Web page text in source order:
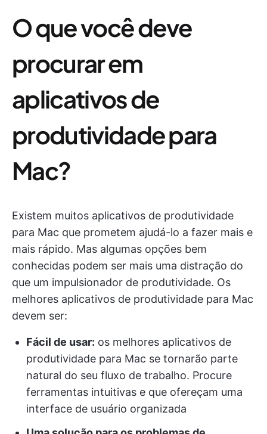
O que você deve
procurar em
aplicativos de
produtividade para
Mac?
Existem muitos aplicativos de produtividade
para Mac que prometem ajudá-lo a fazer mais e
mais rápido. Mas algumas opções bem
conhecidas podem ser mais uma distração do
que um impulsionador de produtividade. Os
melhores aplicativos de produtividade para Mac
devem ser:
Fácil de usar: os melhores aplicativos de
produtividade para Mac se tornarão parte
natural do seu fluxo de trabalho. Procure
ferramentas intuitivas e que ofereçam uma
interface de usuário organizada